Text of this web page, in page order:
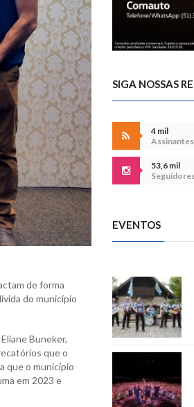
de forma
do município
Buneker,
que o
que o município
em 2023 e
SIGA NOSSAS
4 mil
Assinantes
53,6 mil
EVENTOS